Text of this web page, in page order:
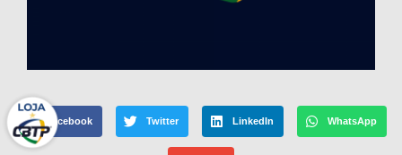
Facebook Twitter LinkedIn WhatsApp